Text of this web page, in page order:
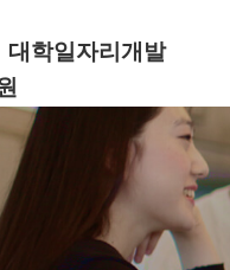
대학일자리개발
개발원